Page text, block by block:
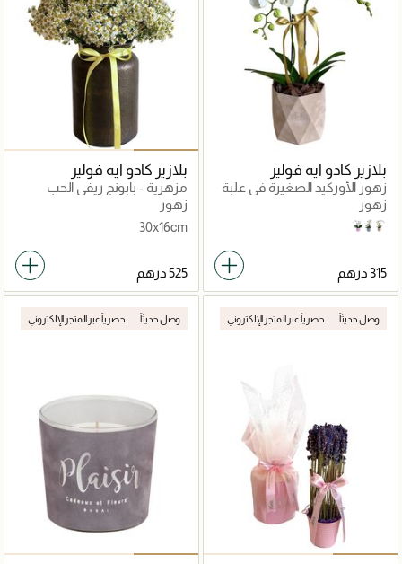
بلازير كادو ايه فولير
زهور الأوركيد الصغيرة في علبة
مخملية مجعدة
زهور
Tan
Grey
Pink
بلازير كادو ايه فولير
مزهرية - بابونج ريفي الحب
زهور
30x16cm
وصل حديثاً حصرياً عبر المتجر الإلكتروني وصل حديثاً حصرياً عبر المتجر الإلكتروني